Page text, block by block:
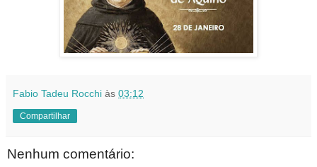
Fabio Tadeu Rocchi às 03:12
Compartilhar
Nenhum comentário: